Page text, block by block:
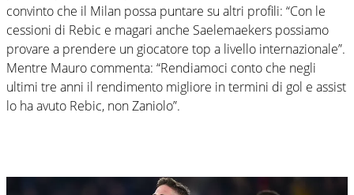
convinto che il Milan possa puntare su altri profili: “Con le
cessioni di Rebic e magari anche Saelemaekers possiamo
provare a prendere un giocatore top a livello internazionale”.
Mentre Mauro commenta: “Rendiamoci conto che negli
ultimi tre anni il rendimento migliore in termini di gol e assist
lo ha avuto Rebic, non Zaniolo”.